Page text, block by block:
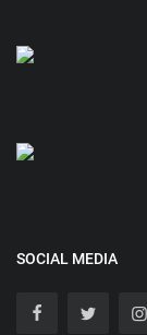
SOCIAL MEDIA